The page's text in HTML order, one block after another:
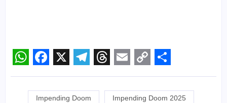
WhatsApp
Facebook
X Telegram
Threads
Email
Copy
Link
Share
Impending Doom Impending Doom 2025